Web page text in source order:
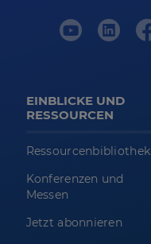
EINBLICKE UND
RESSOURCEN
Ressourcenbibliothek
Konferenzen und
Messen
Jetzt abonnieren